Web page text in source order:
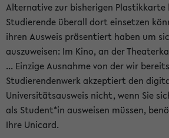
Alternative zur bisherigen Plastikkarte
Studierende überall dort einsetzen
ihren Ausweis präsentiert haben um
auszuweisen: Im Kino, an der
... Einzige Ausnahme von der wir
Studierendenwerk akzeptiert den
Universitätsausweis nicht, wenn Sie
als Student*in ausweisen müssen,
Ihre Unicard.